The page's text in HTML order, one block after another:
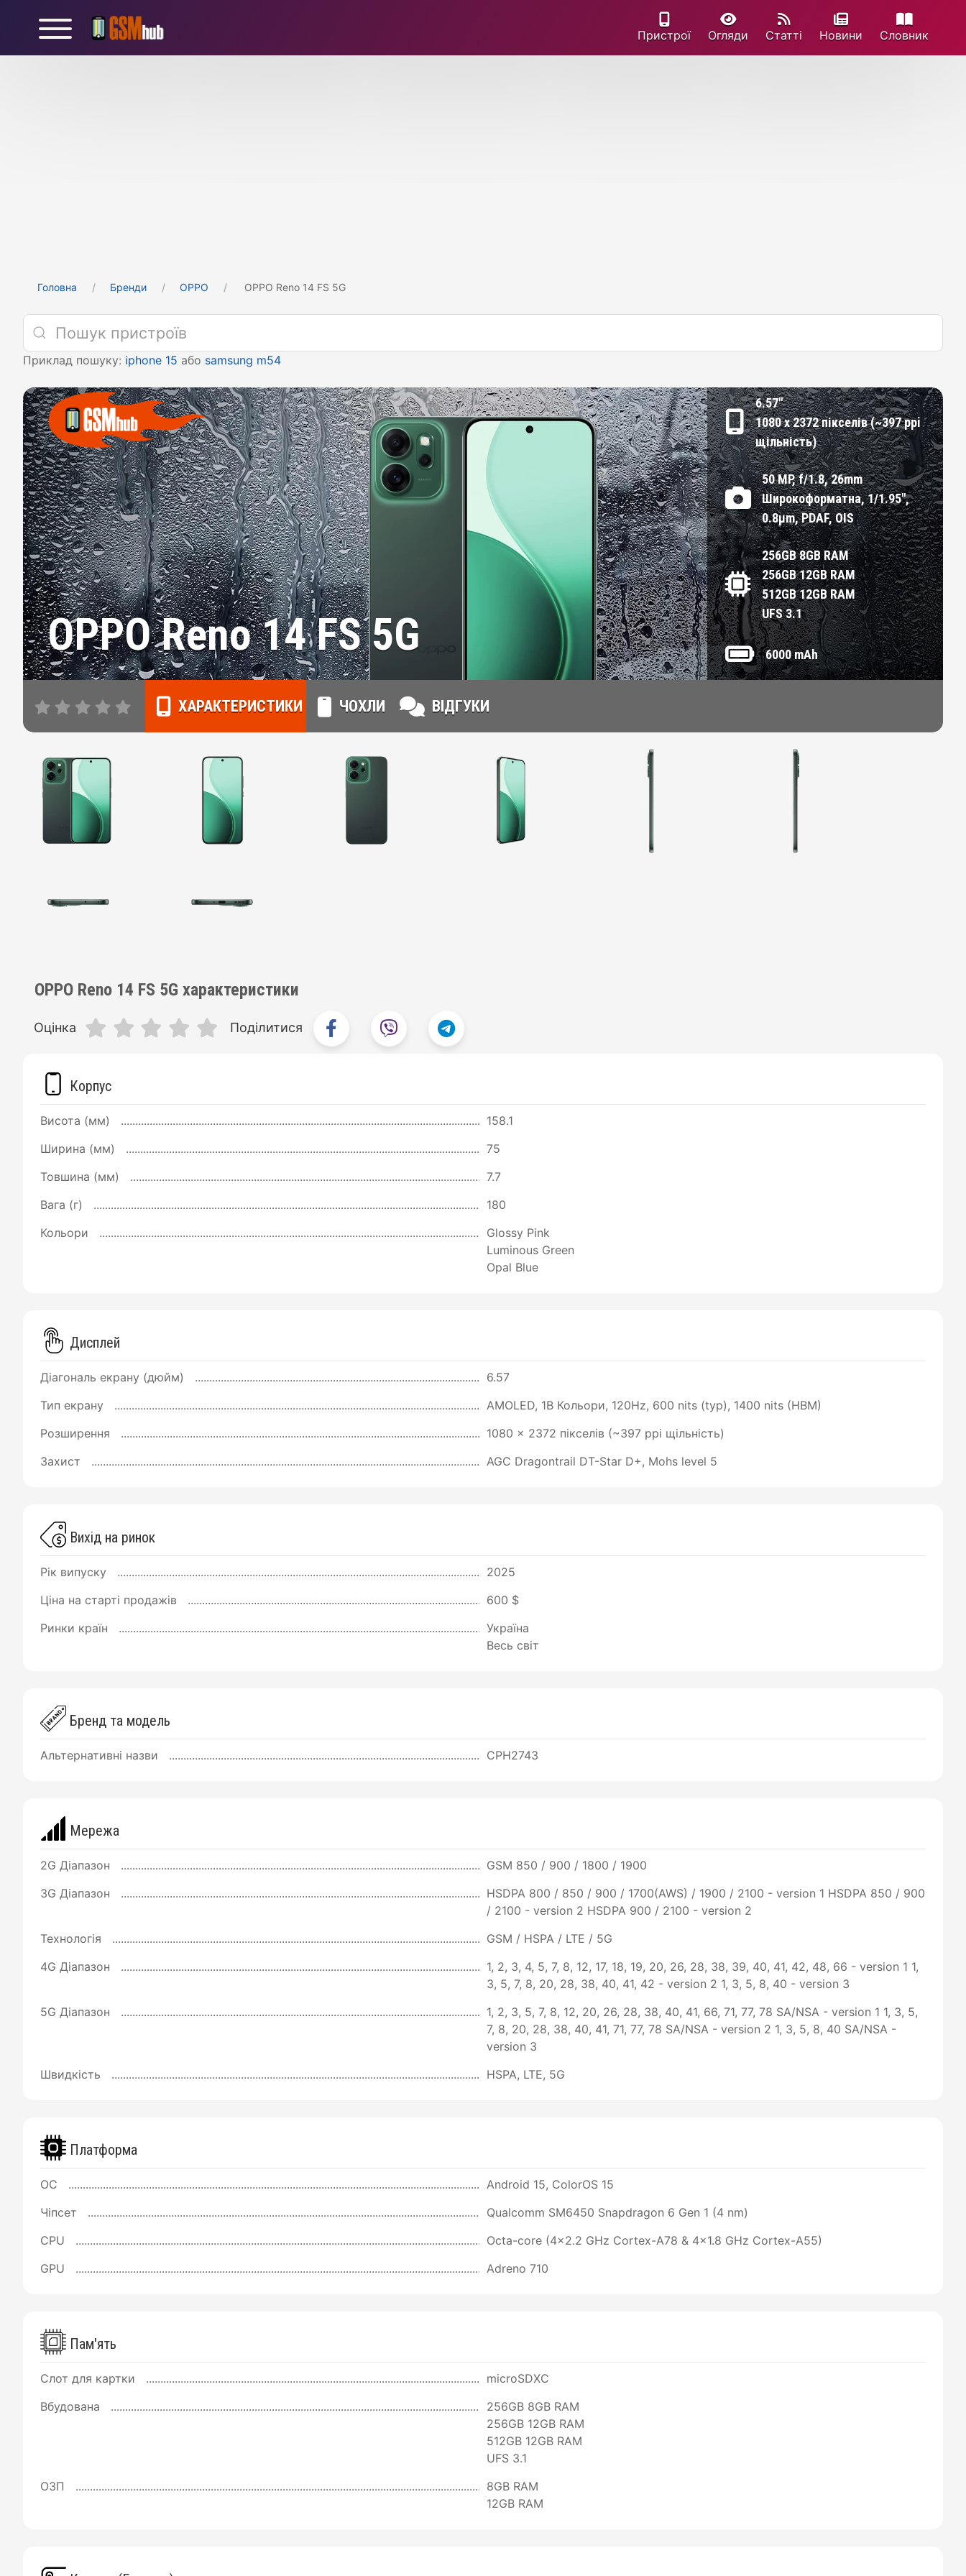
Пристрої Огляди Статті Новини Cловник
Головна Бренди OPPO OPPO Reno 14 FS 5G
Приклад пошуку: iphone 15 або samsung m54
OPPO Reno 14 FS 5G
ХАРАКТЕРИСТИКИ ЧОХЛИ ВІДГУКИ
6.57"
1080 x 2372 пікселів (~397 ppi
щільність)
50 MP, f/1.8, 26mm
Широкоформатна, 1/1.95",
0.8µm, PDAF, OIS
256GB 8GB RAM
256GB 12GB RAM
512GB 12GB RAM
UFS 3.1
6000 mAh
OPPO Reno 14 FS 5G характеристики
Оцінка Поділитися
Корпус
Висота (мм)
158.1
Ширина (мм)
75
Товшина (мм)
7.7
Вага (г)
180
Кольори
Glossy Pink
Luminous Green
Opal Blue
Дисплей
Діагональ екрану (дюйм)
6.57
Тип екрану
AMOLED, 1B Кольори, 120Hz, 600 nits (typ), 1400 nits (HBM)
Розширення
1080 x 2372 пікселів (~397 ppi щільність)
Захист
AGC Dragontrail DT-Star D+, Mohs level 5
Вихід на ринок
Рік випуску
2025
Ціна на старті продажів
600 $
Ринки країн
Україна
Весь світ
Бренд та модель
Альтернативні назви CPH2743
Мережа
2G Діапазон
GSM 850 / 900 / 1800 / 1900
3G Діапазон
HSDPA 800 / 850 / 900 / 1700(AWS) / 1900 / 2100 - version 1 HSDPA 850 / 900
/ 2100 - version 2 HSDPA 900 / 2100 - version 2
Технологія
GSM / HSPA / LTE / 5G
4G Діапазон
1, 2, 3, 4, 5, 7, 8, 12, 17, 18, 19, 20, 26, 28, 38, 39, 40, 41, 42, 48, 66 - version 1 1,
3, 5, 7, 8, 20, 28, 38, 40, 41, 42 - version 2 1, 3, 5, 8, 40 - version 3
5G Діапазон
1, 2, 3, 5, 7, 8, 12, 20, 26, 28, 38, 40, 41, 66, 71, 77, 78 SA/NSA - version 1 1, 3, 5,
7, 8, 20, 28, 38, 40, 41, 71, 77, 78 SA/NSA - version 2 1, 3, 5, 8, 40 SA/NSA -
version 3
Швидкість
HSPA, LTE, 5G
Платформа
ОС
Android 15, ColorOS 15
Чіпсет
Qualcomm SM6450 Snapdragon 6 Gen 1 (4 nm)
CPU
Octa-core (4x2.2 GHz Cortex-A78 & 4x1.8 GHz Cortex-A55)
GPU
Adreno 710
Пам'ять
Слот для картки
microSDXC
Вбудована
256GB 8GB RAM
256GB 12GB RAM
512GB 12GB RAM
UFS 3.1
ОЗП
8GB RAM
12GB RAM